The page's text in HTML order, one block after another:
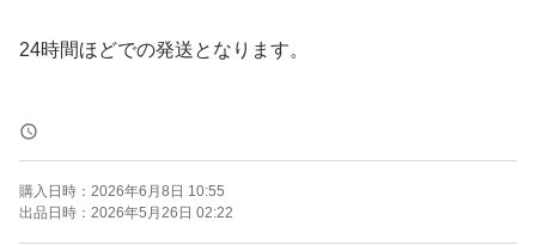
24時間ほどでの発送となります。
購入日時： 2026年6月8日 10:55
出品日時： 2026年5月26日 02:22